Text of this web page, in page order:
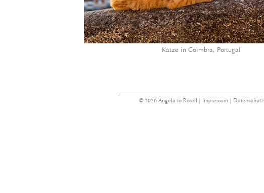
Katze in Coimbra, Portugal
© 2026 Angela to Roxel | Impressum| Datenschutz